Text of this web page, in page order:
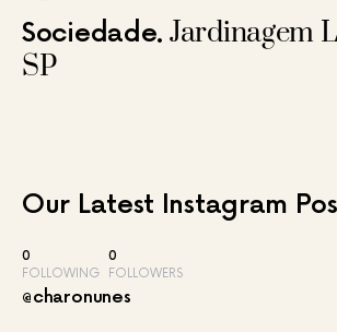
Sociedade Jardinagem
SP
Our Latest Instagram
0
FOLLOWING
0
FOLLOWERS
@charonunes